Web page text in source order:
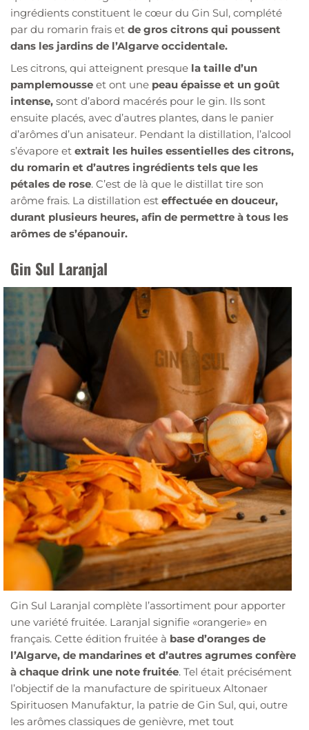
ingrédients constituent le cœur du Gin Sul, complété
par du romarin frais et de gros citrons qui poussent
dans les jardins de l’Algarve occidentale.
Les citrons, qui atteignent presque la taille d’un
pamplemousse et ont une peau épaisse et un goût
intense, sont d’abord macérés pour le gin. Ils sont
ensuite placés, avec d’autres plantes, dans le panier
d’arômes d’un anisateur. Pendant la distillation, l’alcool
s’évapore et extrait les huiles essentielles des citrons,
du romarin et d’autres ingrédients tels que les
pétales de rose. C’est de là que le distillat tire son
arôme frais. La distillation est effectuée en douceur,
durant plusieurs heures, afin de permettre à tous les
arômes de s’épanouir.
Gin Sul Laranjal
Gin Sul Laranjal complète l’assortiment pour apporter
une variété fruitée. Laranjal signifie «orangerie» en
français. Cette édition fruitée à base d’oranges de
l’Algarve, de mandarines et d’autres agrumes confère
à chaque drink une note fruitée. Tel était précisément
l’objectif de la manufacture de spiritueux Altonaer
Spirituosen Manufaktur, la patrie de Gin Sul, qui, outre
les arômes classiques de genièvre, met tout